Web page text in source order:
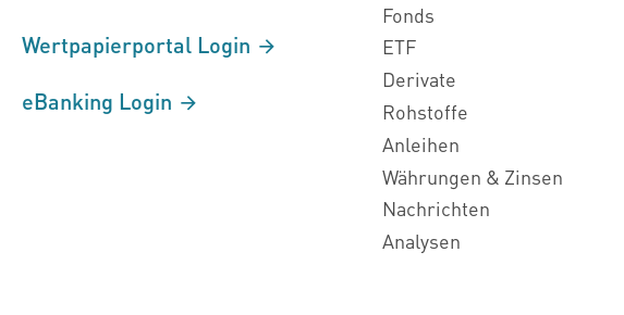
Wertpapierportal Login
eBanking Login
Fonds
ETF
Derivate
Rohstoffe
Anleihen
Währungen & Zinsen
Nachrichten
Analysen